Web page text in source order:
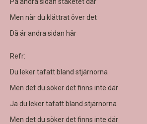
Men när du klättrat över det
Då är andra sidan här
Refr:
Du leker tafatt bland stjärnorna
Men det du söker det finns inte där
Ja du leker tafatt bland stjärnorna
Men det du söker det finns inte där